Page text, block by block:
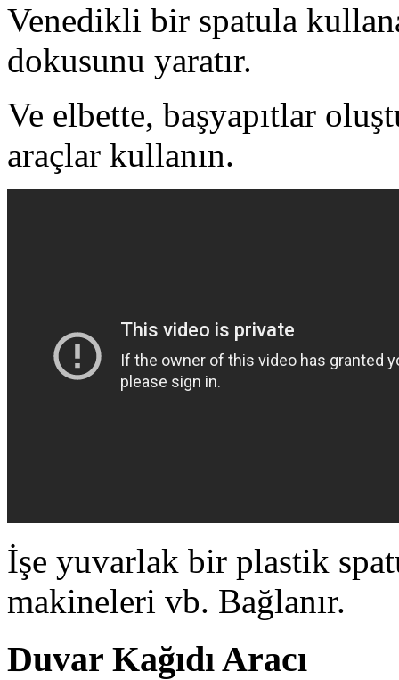
Venedikli bir spatula
dokusunu yaratır.
Ve elbette, başyapıtlar
araçlar kullanın.
İşe yuvarlak bir plastik
makineleri vb. Bağlanır.
Duvar Kağıdı Aracı